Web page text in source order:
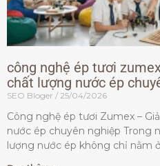
công nghệ ép tươi
chất lượng nước ép
SEO Bloger 25/04/2026
Công nghệ ép tươi Zumex –
nước ép chuyên nghiệp Trong
lượng nước ép không chỉ nằm